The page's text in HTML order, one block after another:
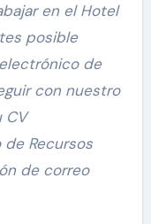
en el Hotel
posible
de
con nuestro
CV
Recursos
de correo